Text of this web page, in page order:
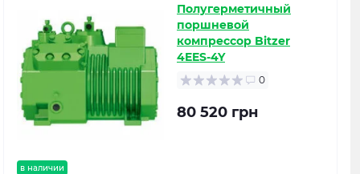
в наличии
Полугерметичный
поршневой
компрессор Bitzer
4EES-4Y
0
80 520 грн